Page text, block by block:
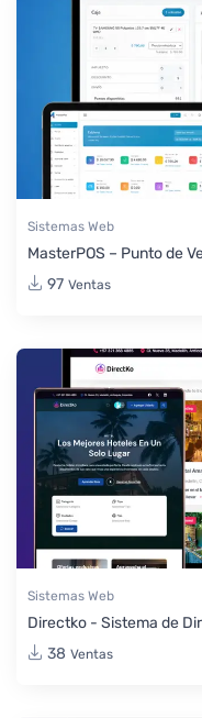
Sistemas Web
MasterPOS – Punto de
97 Ventas
Sistemas Web
Directko - Sistema de
38 Ventas